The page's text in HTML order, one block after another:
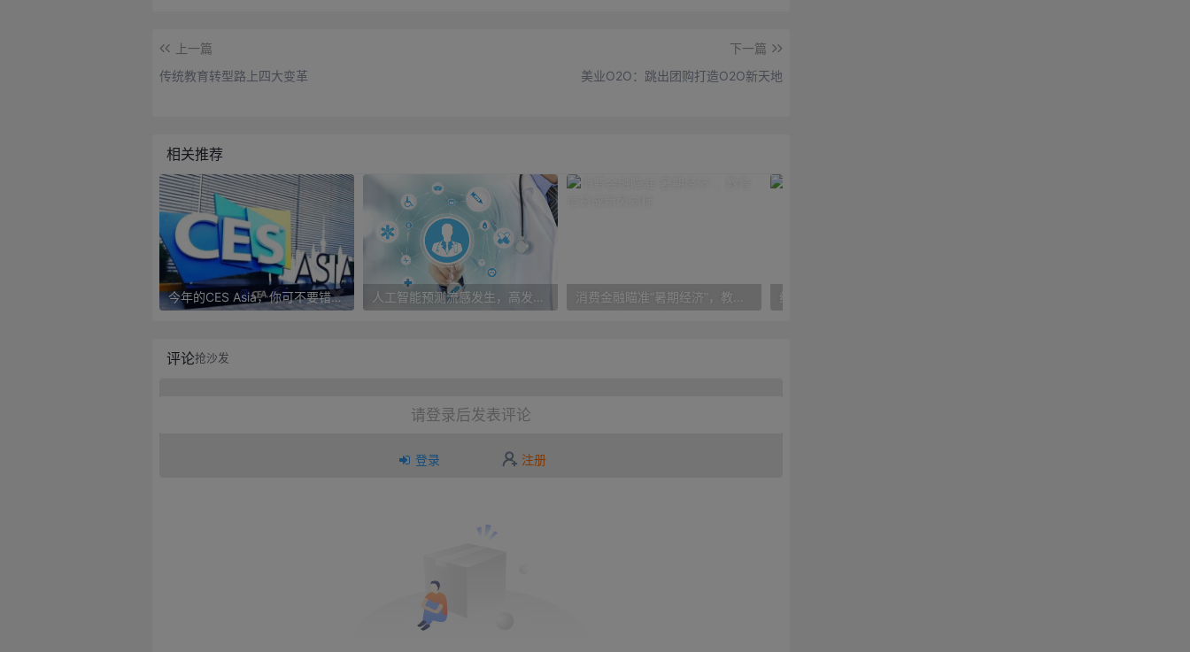
上一篇
传统教育转型路上四大变革
下一篇
美业O2O：跳出团购打造O2O新天地
相关推荐
今年的CES Asia，你可不要错过这些自动驾驶看点
评论抢沙发
请登录后发表评论
登录 注册